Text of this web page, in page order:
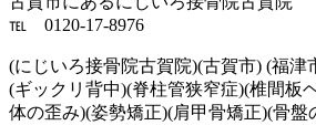
℡ 0120-17-8976
(にじいろ接骨院古賀院)(古賀市) (福
(ギックリ背中)(脊柱管狭窄症)(椎間板
体の歪み)(姿勢矯正)(肩甲骨矯正)(骨